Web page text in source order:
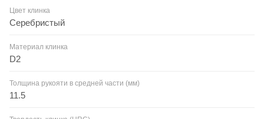
Цвет клинка
Серебристый
Материал клинка
D2
Толщина рукояти в средней части (мм)
11.5